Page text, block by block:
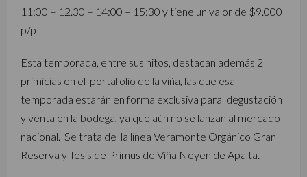
11:00 – 12.30 – 14:00 – 15:30 y tiene un valor de $9.000
p/p
Esta temporada, entre sus hitos, destacan además 2
primicias en el portafolio de la viña, las que esa
temporada estarán en forma exclusiva para degustación
y venta en la bodega, ya que aún no se lanzan al mercado
nacional. Se trata de la línea Veramonte Orgánico Gran
Reserva y Tesis de Primus de Viña Neyen de Apalta.